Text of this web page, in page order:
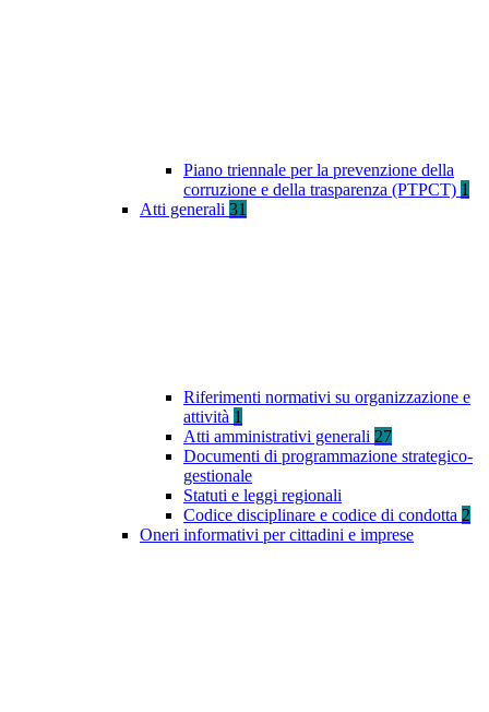
Piano triennale per la prevenzione della
corruzione e della trasparenza (PTPCT) 1
Atti generali 31
Riferimenti normativi su organizzazione e
attività 1
Atti amministrativi generali 27
Documenti di programmazione strategico-
gestionale
Statuti e leggi regionali
Codice disciplinare e codice di condotta 2
Oneri informativi per cittadini e imprese